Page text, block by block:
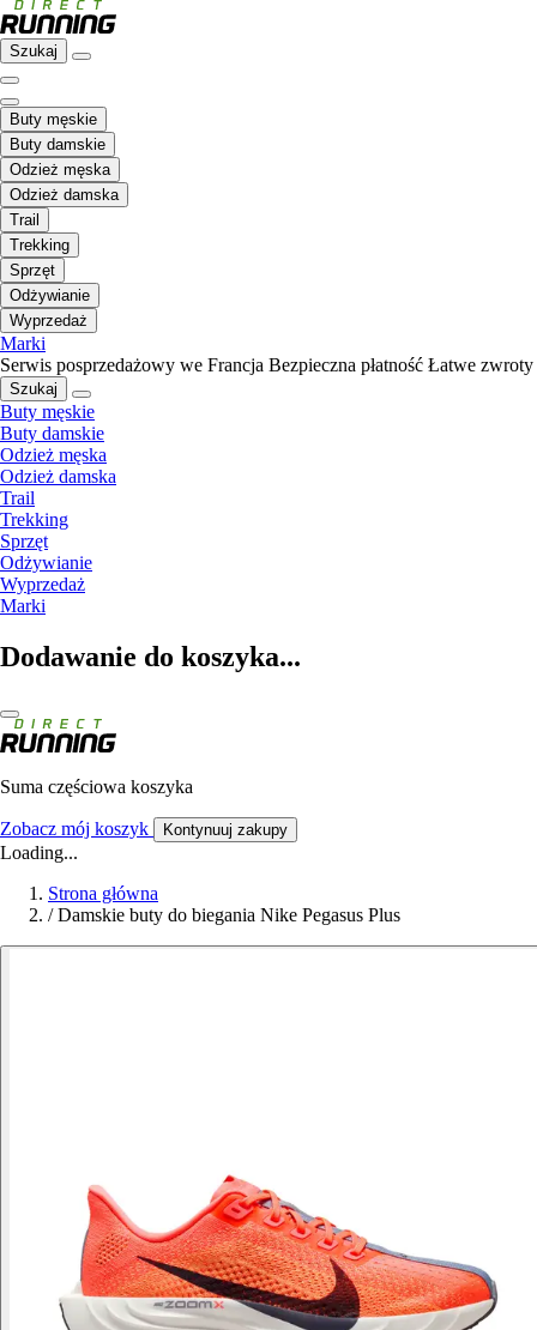
Szukaj
Buty męskie
Buty damskie
Odzież męska
Odzież damska
Trail
Trekking
Sprzęt
Odżywianie
Wyprzedaż
Marki
Serwis posprzedażowy we Francja Bezpieczna płatność Łatwe zwroty
Szukaj
Buty męskie
Buty damskie
Odzież męska
Odzież damska
Trail
Trekking
Sprzęt
Odżywianie
Wyprzedaż
Marki
Dodawanie do koszyka...
Suma częściowa koszyka
Zobacz mój koszyk Kontynuuj zakupy
Loading...
Strona główna
/ Damskie buty do biegania Nike Pegasus Plus